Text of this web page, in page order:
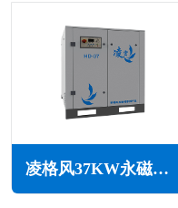
凌格风37KW永磁变频空压机HD系列